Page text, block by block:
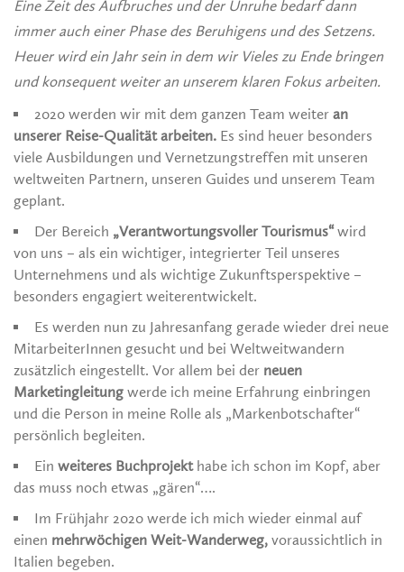
Eine Zeit des Aufbruches und der Unruhe bedarf dann
immer auch einer Phase des Beruhigens und des Setzens.
Heuer wird ein Jahr sein in dem wir Vieles zu Ende bringen
und konsequent weiter an unserem klaren Fokus arbeiten.
2020 werden wir mit dem ganzen Team weiter an
unserer Reise-Qualität arbeiten. Es sind heuer besonders
viele Ausbildungen und Vernetzungstreffen mit unseren
weltweiten Partnern, unseren Guides und unserem Team
geplant.
Der Bereich „Verantwortungsvoller Tourismus“wird
von uns – als ein wichtiger, integrierter Teil unseres
Unternehmens und als wichtige Zukunftsperspektive –
besonders engagiert weiterentwickelt.
Es werden nun zu Jahresanfang gerade wieder drei neue
MitarbeiterInnen gesucht und bei Weltweitwandern
zusätzlich eingestellt. Vor allem bei der neuen
Marketingleitung werde ich meine Erfahrung einbringen
und die Person in meine Rolle als „Markenbotschafter“
persönlich begleiten.
Ein weiteres Buchprojekthabe ich schon im Kopf, aber
das muss noch etwas „gären“….
Im Frühjahr 2020 werde ich mich wieder einmal auf
einen mehrwöchigen Weit-Wanderweg, voraussichtlich in
Italien begeben.